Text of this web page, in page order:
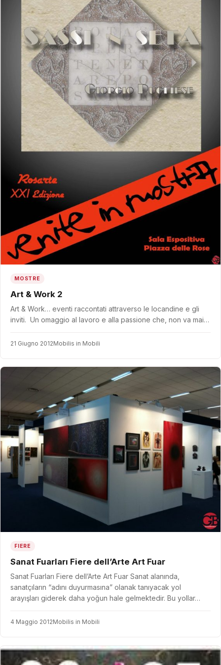
MOSTRE
Art & Work 2
Art & Work… eventi raccontati attraverso le locandine e gli
inviti. Un omaggio al lavoro e alla passione che, non va mai…
21 Giugno 2012Mobilis in Mobili
FIERE
Sanat Fuarları Fiere dell’Arte Art Fuar
Sanat Fuarları Fiere dell’Arte Art Fuar Sanat alanında,
sanatçıların “adını duyurmasına” olanak tanıyacak yol
arayışları giderek daha yoğun hale gelmektedir. Bu yollar…
4 Maggio 2012Mobilis in Mobili